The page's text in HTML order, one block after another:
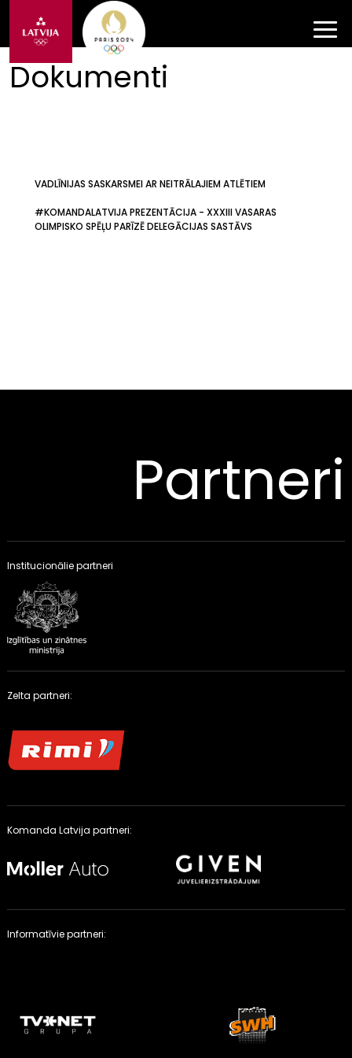
Dokumenti
VADLĪNIJAS SASKARSMEI AR NEITRĀLAJIEM ATLĒTIEM
#KOMANDALATVIJA PREZENTĀCIJA - XXXIII VASARAS
OLIMPISKO SPĒĻU PARĪZĒ DELEGĀCIJAS SASTĀVS
Partneri
Institucionālie partneri
Zelta partneri:
Komanda Latvija partneri:
Informatīvie partneri: